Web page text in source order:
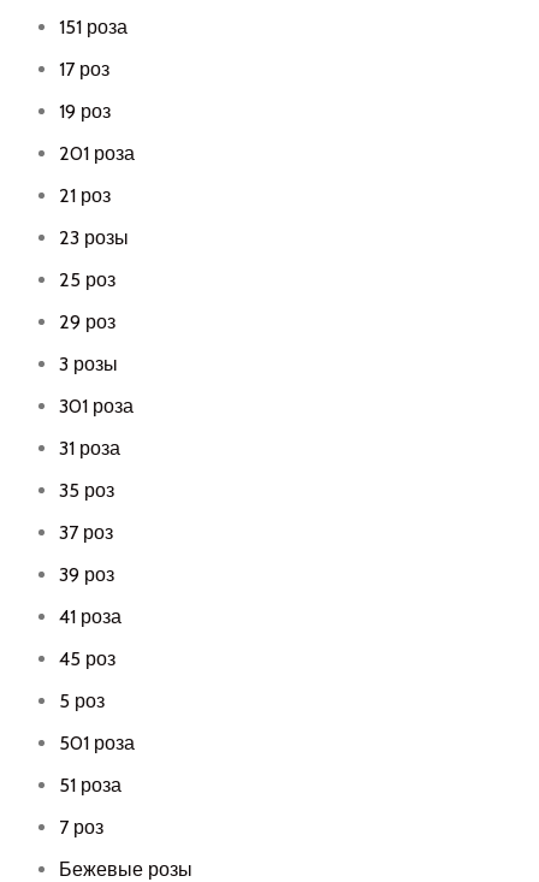
151 роза
17 роз
19 роз
201 роза
21 роз
23 розы
25 роз
29 роз
3 розы
301 роза
31 роза
35 роз
37 роз
39 роз
41 роза
45 роз
5 роз
501 роза
51 роза
7 роз
Бежевые розы